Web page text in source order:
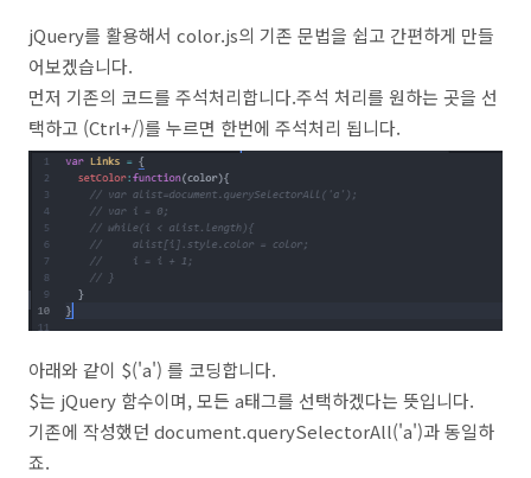
jQuery를 활용해서 color.js의 기존 문법을 쉽고 간편하게 만들
어보겠습니다.
먼저 기존의 코드를 주석처리합니다.주석 처리를 원하는 곳을 선
택하고 (Ctrl+/)를 누르면 한번에 주석처리 됩니다.
아래와 같이 $('a') 를 코딩합니다.
$는 jQuery 함수이며, 모든 a태그를 선택하겠다는 뜻입니다.
기존에 작성했던 document.querySelectorAll('a')과 동일하
죠.